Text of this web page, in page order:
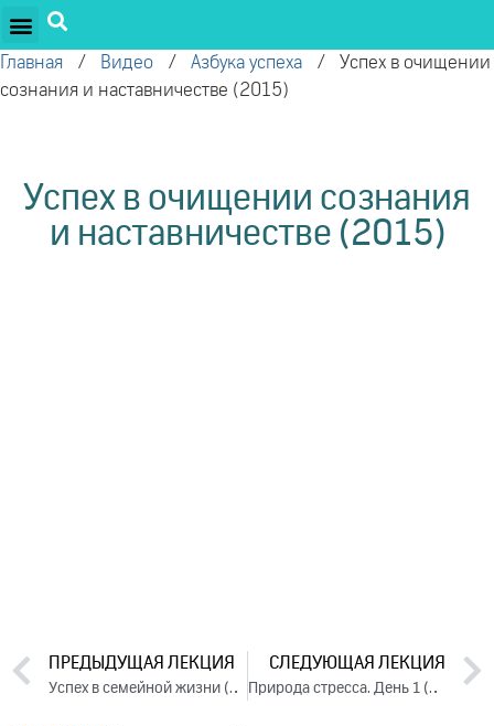
Главная / Видео / Азбука успеха / Успех в очищении
сознания и наставничестве (2015)
Успех в очищении сознания
и наставничестве (2015)
ПРЕДЫДУЩАЯ ЛЕКЦИЯ
Успех в семейной жизни (2015)
СЛЕДУЮЩАЯ ЛЕКЦИЯ
Природа стресса. День 1 (2015)